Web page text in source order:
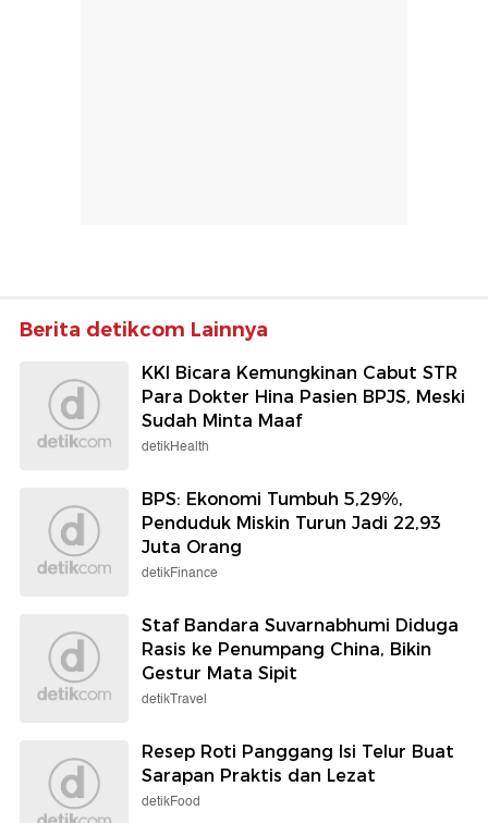
Berita detikcom Lainnya
KKI Bicara Kemungkinan Cabut STR
Para Dokter Hina Pasien BPJS, Meski
Sudah Minta Maaf
detikHealth
BPS: Ekonomi Tumbuh 5,29%,
Penduduk Miskin Turun Jadi 22,93
Juta Orang
detikFinance
Staf Bandara Suvarnabhumi Diduga
Rasis ke Penumpang China, Bikin
Gestur Mata Sipit
detikTravel
Resep Roti Panggang Isi Telur Buat
Sarapan Praktis dan Lezat
detikFood